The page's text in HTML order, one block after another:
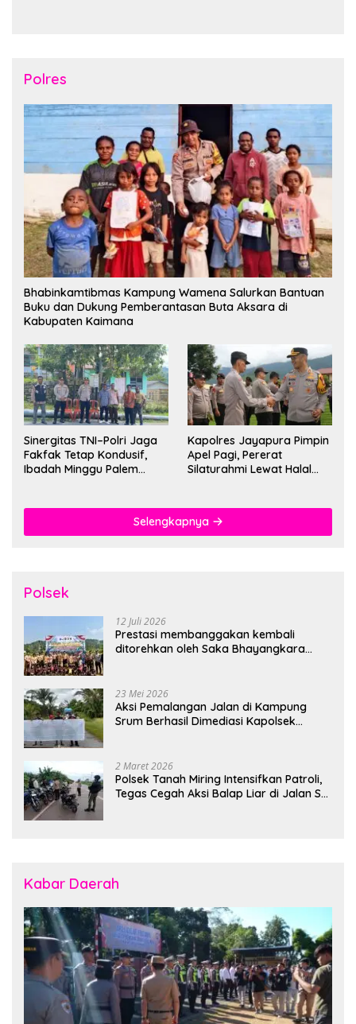
Polres
Bhabinkamtibmas Kampung Wamena Salurkan Bantuan
Buku dan Dukung Pemberantasan Buta Aksara di
Kabupaten Kaimana
Sinergitas TNI–Polri Jaga
Fakfak Tetap Kondusif,
Ibadah Minggu Palem
Kapolres Jayapura Pimpin
Apel Pagi, Pererat
Silaturahmi Lewat Halal
Selengkapnya
Polsek
12 Juli 2026
Prestasi membanggakan kembali
ditorehkan oleh Saka Bhayangkara
23 Mei 2026
Aksi Pemalangan Jalan di Kampung
Srum Berhasil Dimediasi Kapolsek
2 Maret 2026
Polsek Tanah Miring Intensifkan Patroli,
Tegas Cegah Aksi Balap Liar di Jalan SP
Kabar Daerah